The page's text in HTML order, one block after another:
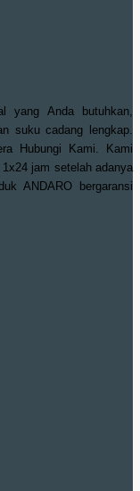
yang Anda butuhkan,
suku cadang lengkap.
Hubungi Kami. Kami
jam setelah adanya
ANDARO bergaransi